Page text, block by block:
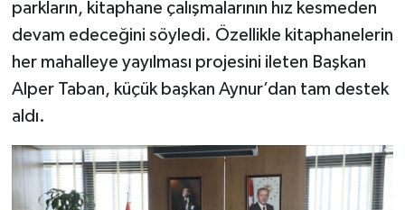
parkların, kitaphane çalışmalarının hız kesmeden
devam edeceğini söyledi. Özellikle kitaphanelerin
her mahalleye yayılması projesini ileten Başkan
Alper Taban, küçük başkan Aynur’dan tam destek
aldı.